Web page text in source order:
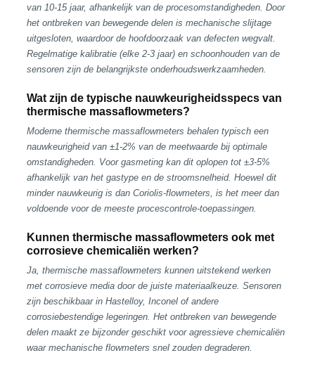
van 10-15 jaar, afhankelijk van de procesomstandigheden. Door
het ontbreken van bewegende delen is mechanische slijtage
uitgesloten, waardoor de hoofdoorzaak van defecten wegvalt.
Regelmatige kalibratie (elke 2-3 jaar) en schoonhouden van de
sensoren zijn de belangrijkste onderhoudswerkzaamheden.
Wat zijn de typische nauwkeurigheidsspecs van
thermische massaflowmeters?
Moderne thermische massaflowmeters behalen typisch een
nauwkeurigheid van ±1-2% van de meetwaarde bij optimale
omstandigheden. Voor gasmeting kan dit oplopen tot ±3-5%
afhankelijk van het gastype en de stroomsnelheid. Hoewel dit
minder nauwkeurig is dan Coriolis-flowmeters, is het meer dan
voldoende voor de meeste procescontrole-toepassingen.
Kunnen thermische massaflowmeters ook met
corrosieve chemicaliën werken?
Ja, thermische massaflowmeters kunnen uitstekend werken
met corrosieve media door de juiste materiaalkeuze. Sensoren
zijn beschikbaar in Hastelloy, Inconel of andere
corrosiebestendige legeringen. Het ontbreken van bewegende
delen maakt ze bijzonder geschikt voor agressieve chemicaliën
waar mechanische flowmeters snel zouden degraderen.